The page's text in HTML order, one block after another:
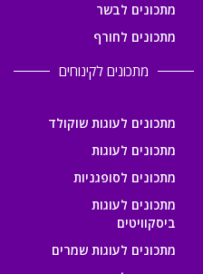
מתכונים לבשר
מתכונים לחורף
מתכונים לקינוחים
מתכונים לעוגות שוקולד
מתכונים לעוגות
מתכונים לסופגניות
מתכונים לעוגות
ביסקוויטים
מתכונים לעוגות שמרים